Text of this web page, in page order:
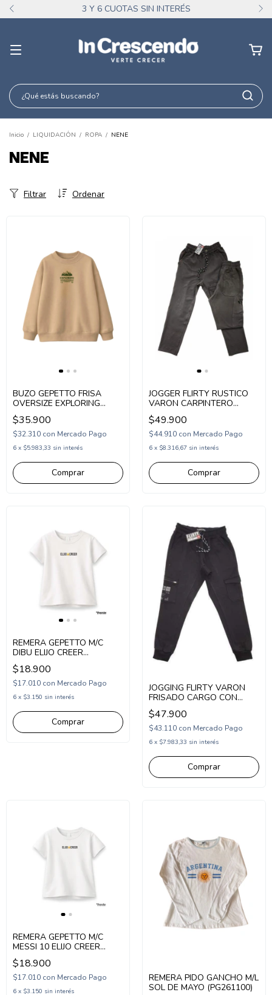
3 Y 6 CUOTAS SIN INTERÉS
Inicio / LIQUIDACIÓN / ROPA / NENE
NENE
Ordenar
Filtrar
BUZO GEPETTO FRISA
OVERSIZE EXPLORING
(GT297322)
$35.900
$32.310 con Mercado Pago
6 x $5.983,33 sin interés
Comprar
JOGGER FLIRTY RUSTICO
VARON CARPINTERO
RECTO (FL26204)
$49.900
$44.910 con Mercado Pago
6 x $8.316,67 sin interés
Comprar
REMERA GEPETTO M/C
DIBU ELIJO CREER
(GT298312)
$18.900
$17.010 con Mercado Pago
6 x $3.150 sin interés
Comprar
JOGGING FLIRTY VARON
FRISADO CARGO CON
CIERRE (FL24753)
$47.900
$43.110 con Mercado Pago
6 x $7.983,33 sin interés
Comprar
REMERA GEPETTO M/C
MESSI 10 ELIJO CREER
(GT298311)
$18.900
$17.010 con Mercado Pago
6 x $3.150 sin interés
REMERA PIDO GANCHO M/L
SOL DE MAYO (PG261100)